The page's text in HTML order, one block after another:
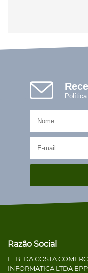
Política
Razão Social
E. B. DA COSTA
INFORMATICA LTDA EPP